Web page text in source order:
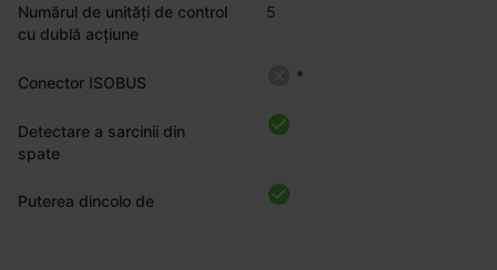
Numărul de unități de control
cu dublă acțiune
5
Conector ISOBUS *
Detectare a sarcinii din
spate
Puterea dincolo de